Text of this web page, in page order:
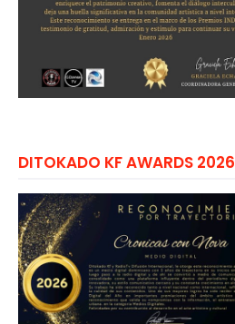
DITOKADO KF AWARDS 2026